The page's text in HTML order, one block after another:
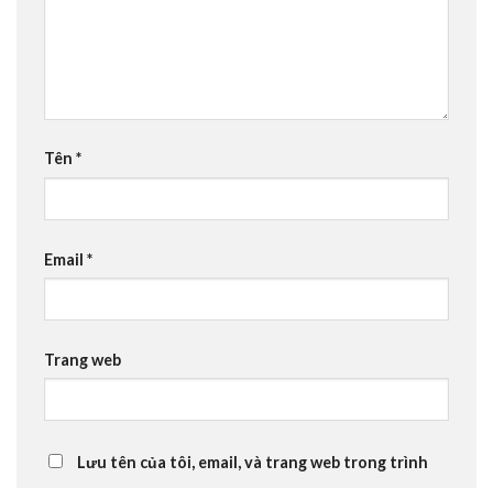
Tên *
Email *
Trang web
Lưu tên của tôi, email, và trang web trong trình